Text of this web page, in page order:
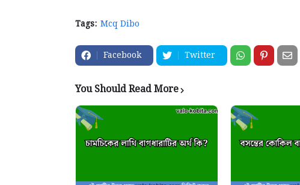
Tags: Mcq Dibo
Facebook Twitter
You Should Read More